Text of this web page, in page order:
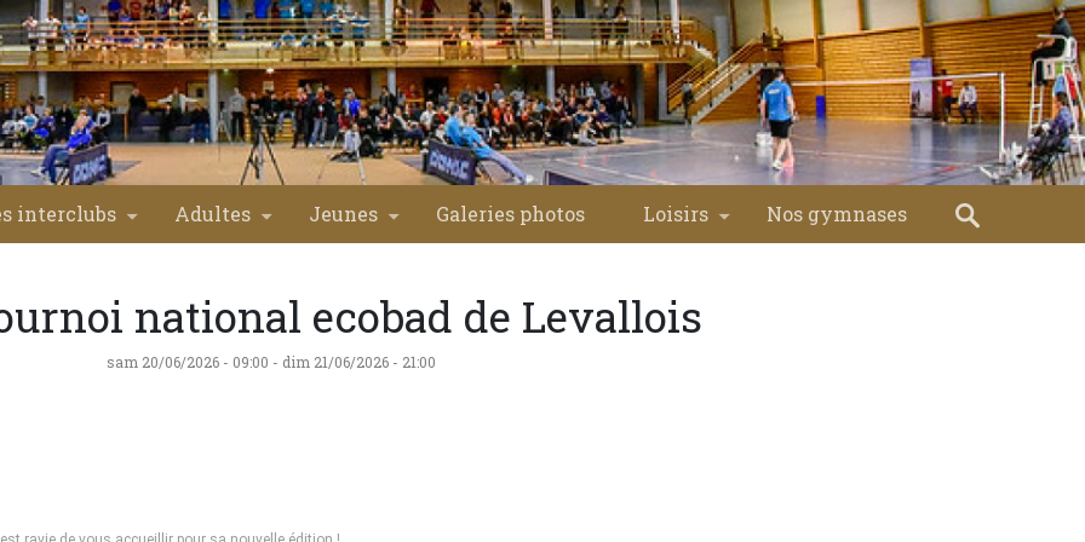
interclubs Adultes Jeunes Galeries photos Loisirs Nos gymnases
national ecobad de Levallois
sam 20/06/2026 - 09:00 - dim 21/06/2026 - 21:00